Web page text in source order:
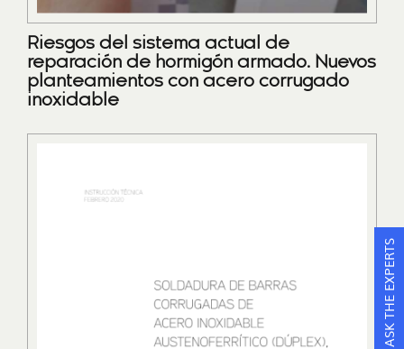
Riesgos del sistema actual de
reparación de hormigón armado. Nuevos
planteamientos con acero corrugado
inoxidable
ASK THE EXPERTS